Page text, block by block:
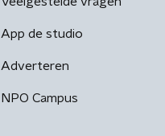
App de studio
Adverteren
NPO Campus